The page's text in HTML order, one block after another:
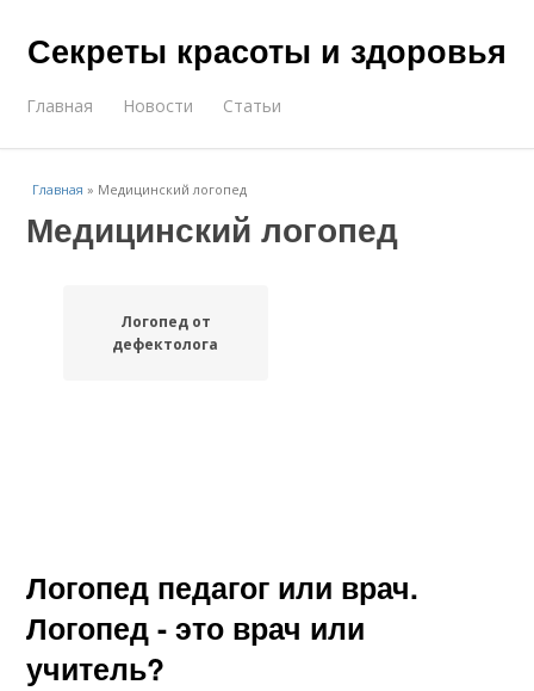
Секреты красоты и здоровья
Главная Новости Статьи
Главная » Медицинский логопед
Медицинский логопед
Логопед от
дефектолога
Логопед педагог или врач.
Логопед - это врач или
учитель?